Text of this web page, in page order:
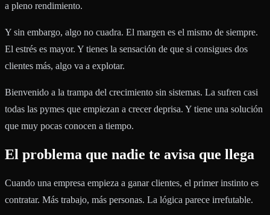
a pleno rendimiento.
Y sin embargo, algo no cuadra. El margen es el mismo de siempre.
El estrés es mayor. Y tienes la sensación de que si consigues dos
clientes más, algo va a explotar.
Bienvenido a la trampa del crecimiento sin sistemas. La sufren casi
todas las pymes que empiezan a crecer deprisa. Y tiene una solución
que muy pocas conocen a tiempo.
El problema que nadie te avisa que llega
Cuando una empresa empieza a ganar clientes, el primer instinto es
contratar. Más trabajo, más personas. La lógica parece irrefutable.